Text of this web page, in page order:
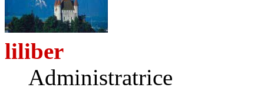
liliber
Administratrice